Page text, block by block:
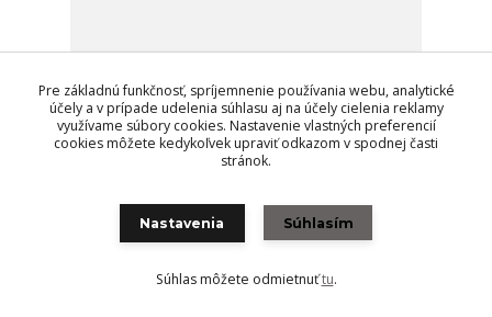
Papier na dekupáž Serene Wilderness
20,40 EUR/ks
Pre základnú funkčnosť, spríjemnenie používania webu, analytické
účely a v prípade udelenia súhlasu aj na účely cielenia reklamy
využívame súbory cookies. Nastavenie vlastných preferencií
cookies môžete kedykoľvek upraviť odkazom v spodnej časti
stránok.
Nastavenia Súhlasím
Súhlas môžete odmietnuťtu.